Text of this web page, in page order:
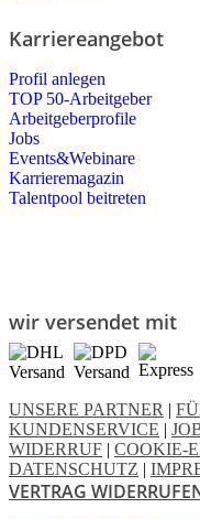
Karriereangebot
Profil anlegen
TOP 50-Arbeitgeber
Arbeitgeberprofile
Jobs
Events&Webinare
Karrieremagazin
Talentpool beitreten
wir versendet mit
UNSERE PARTNER |
KUNDENSERVICE |
WIDERRUF | COOKIE-
DATENSCHUTZ |
VERTRAG